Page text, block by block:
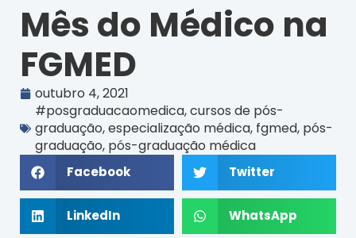
Mês do Médico na
FGMED
outubro 4, 2021
#posgraduacaomedica,cursos de pós-
graduação,especialização médica, fgmed, pós-
graduação, pós-graduação médica
Facebook Twitter
LinkedIn WhatsApp